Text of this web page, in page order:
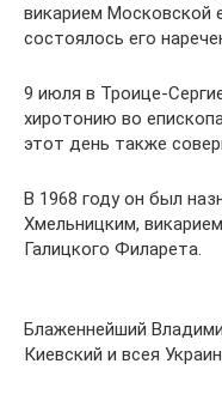
викарием Московской
состоялось его
9 июля в Троице-
хиротонию во
этот день также
В 1968 году он был
Хмельницким,
Галицкого Филарета.
Блаженнейший
Киевский и всея